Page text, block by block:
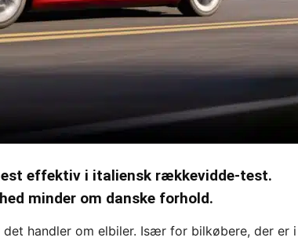
effektiv i italiensk rækkevidde-test.
minder om danske forhold.
handler om elbiler. Især for bilkøbere, der er i